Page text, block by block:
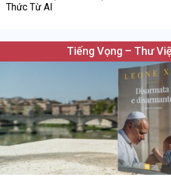
Thức Từ AI
Tiếng Vọng – Thư